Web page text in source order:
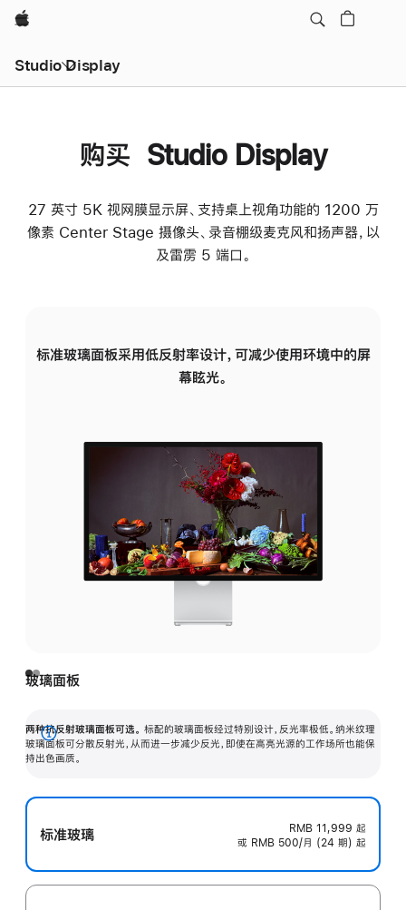
Apple
Studio Display
购买 Studio Display
27 英寸 5K 视网膜显示屏、支持桌上视角功能的 1200 万
像素 Center Stage 摄像头、录音棚级麦克风和扬声器，以
及雷雳 5 端口。
标准玻璃面板采用低反射率设计，可减少使用环境中的屏
幕眩光。
玻璃面板
两种抗反射玻璃面板可选。 标配的玻璃面板经过特别设计，反光率极低。纳米纹理
玻璃面板可分散反射光，从而进一步减少反光，即使在高亮光源的工作场所也能保
持出色画质。
展
开
标准玻璃 RMB 11,999 起
或 RMB 500/月 (24 期) 起